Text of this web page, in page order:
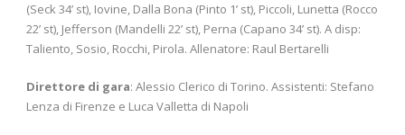
(Seck 34’ st), Iovine, Dalla Bona (Pinto 1’ st), Piccoli, Lunetta (Rocco
22’ st), Jefferson (Mandelli 22’ st), Perna (Capano 34’ st). A disp:
Taliento, Sosio, Rocchi, Pirola. Allenatore: Raul Bertarelli
Direttore di gara: Alessio Clerico di Torino. Assistenti: Stefano
Lenza di Firenze e Luca Valletta di Napoli